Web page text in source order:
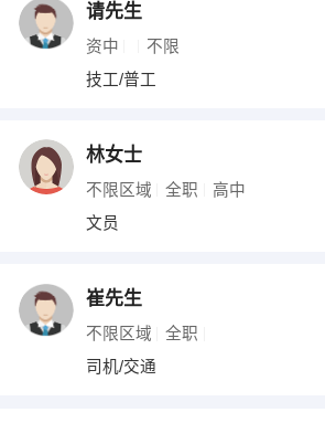
请先生
资中 不限
技工/普工
林女士
不限区域 全职 高中
文员
崔先生
不限区域 全职
司机/交通